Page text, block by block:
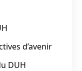
d’avenir
DUH